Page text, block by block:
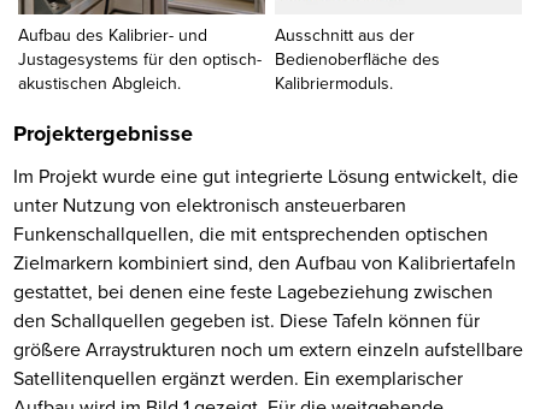
Aufbau des Kalibrier- und
Justagesystems für den optisch-
akustischen Abgleich.
Ausschnitt aus der
Bedienoberfläche des
Kalibriermoduls.
Projektergebnisse
Im Projekt wurde eine gut integrierte Lösung entwickelt, die
unter Nutzung von elektronisch ansteuerbaren
Funkenschallquellen, die mit entsprechenden optischen
Zielmarkern kombiniert sind, den Aufbau von Kalibriertafeln
gestattet, bei denen eine feste Lagebeziehung zwischen
den Schallquellen gegeben ist. Diese Tafeln können für
größere Arraystrukturen noch um extern einzeln aufstellbare
Satellitenquellen ergänzt werden. Ein exemplarischer